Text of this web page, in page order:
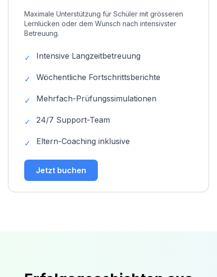
Maximale Unterstützung für Schüler mit grösseren
Lernlücken oder dem Wunsch nach intensivster
Betreuung.
✓ Intensive Langzeitbetreuung
✓ Wöchentliche Fortschrittsberichte
✓ Mehrfach-Prüfungssimulationen
✓ 24/7 Support-Team
✓ Eltern-Coaching inklusive
Jetzt buchen